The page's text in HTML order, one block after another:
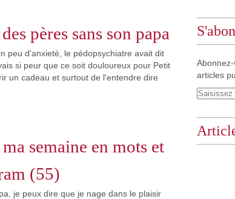
pères sans son papa
peu d'anxieté, le pédopsychiatre avait dit
si peur que ce soit douloureux pour Petit
un cadeau et surtout de l'entendre dire
semaine en mots et
(55)
je peux dire que je nage dans le plaisir
articles